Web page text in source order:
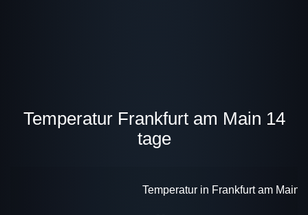
Temperatur Frankfurt am Main 14
tage
Temperatur in Frankfurt am Main